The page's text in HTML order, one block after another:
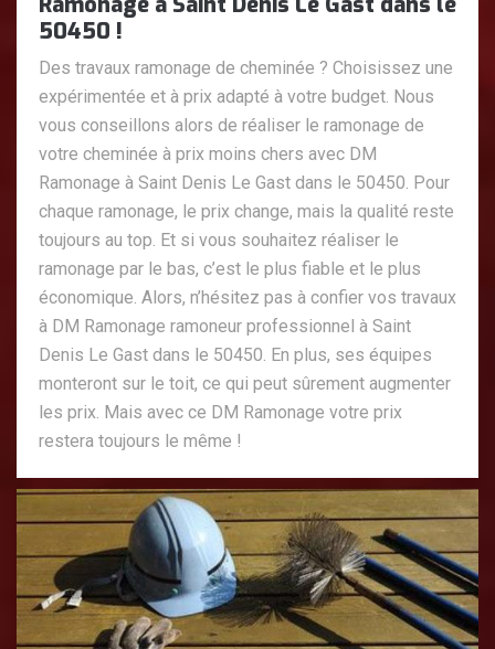
50450 !
Des travaux ramonage de cheminée ? Choisissez une
expérimentée et à prix adapté à votre budget. Nous
vous conseillons alors de réaliser le ramonage de
votre cheminée à prix moins chers avec DM
Ramonage à Saint Denis Le Gast dans le 50450. Pour
chaque ramonage, le prix change, mais la qualité reste
toujours au top. Et si vous souhaitez réaliser le
ramonage par le bas, c’est le plus fiable et le plus
économique. Alors, n’hésitez pas à confier vos travaux
à DM Ramonage ramoneur professionnel à Saint
Denis Le Gast dans le 50450. En plus, ses équipes
monteront sur le toit, ce qui peut sûrement augmenter
les prix. Mais avec ce DM Ramonage votre prix
restera toujours le même !